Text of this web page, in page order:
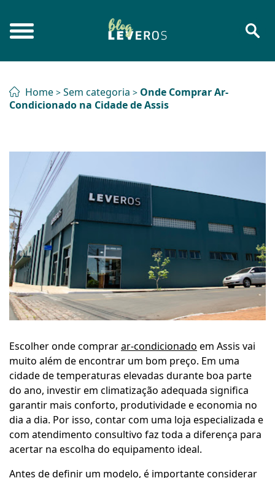
Home > Sem categoria > Onde Comprar Ar-
Condicionado na Cidade de Assis
Escolher onde comprarar-condicionado em Assis vai
muito além de encontrar um bom preço. Em uma
cidade de temperaturas elevadas durante boa parte
do ano, investir em climatização adequada significa
garantir mais conforto, produtividade e economia no
dia a dia. Por isso, contar com uma loja especializada e
com atendimento consultivo faz toda a diferença para
acertar na escolha do equipamento ideal.
Antes de definir um modelo, é importante considerar